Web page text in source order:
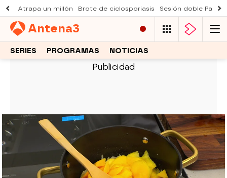
Atrapa un millón Brote de ciclosporiasis Sesión doble
Antena3
SERIES PROGRAMAS NOTICIAS
COCINA ABIERTA DE KARLOS ARGUIÑANO
La receta exprés de Karlos
Arguiñano: salsa de melocotón
saludable para carnes blancas